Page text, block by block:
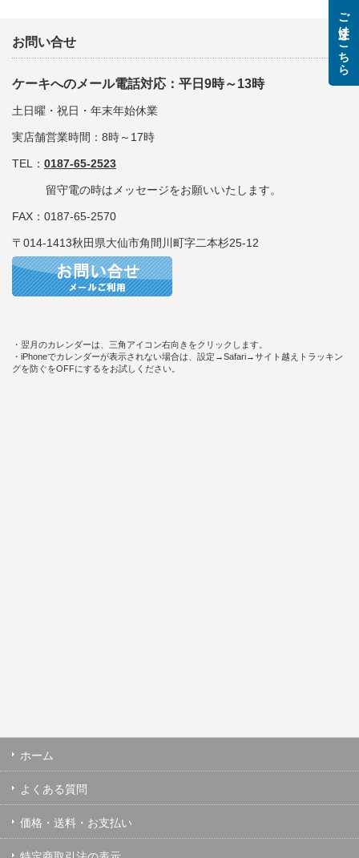
お問い合せ
ケーキへのメール電話対応：平日9時～13時
土日曜・祝日・年末年始休業
実店舗営業時間：8時～17時
TEL： 0187-65-2523
留守電の時はメッセージをお願いいたします。
FAX：0187-65-2570
〒014-1413秋田県大仙市角間川町字二本杉25-12
・翌月のカレンダーは、三角アイコン右向きをクリックします。
・iPhoneでカレンダーが表示されない場合は、設定→Safari→サイト越えトラッキン
グを防ぐをOFFにするをお試しください。
ホーム
よくある質問
価格・送料・お支払い
ご注文はこちら